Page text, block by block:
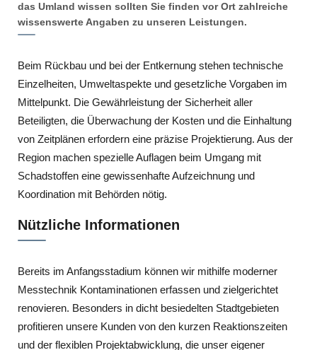
das Umland wissen sollten Sie finden vor Ort zahlreiche
wissenswerte Angaben zu unseren Leistungen.
Beim Rückbau und bei der Entkernung stehen technische
Einzelheiten, Umweltaspekte und gesetzliche Vorgaben im
Mittelpunkt. Die Gewährleistung der Sicherheit aller
Beteiligten, die Überwachung der Kosten und die Einhaltung
von Zeitplänen erfordern eine präzise Projektierung. Aus der
Region machen spezielle Auflagen beim Umgang mit
Schadstoffen eine gewissenhafte Aufzeichnung und
Koordination mit Behörden nötig.
Nützliche Informationen
Bereits im Anfangsstadium können wir mithilfe moderner
Messtechnik Kontaminationen erfassen und zielgerichtet
renovieren. Besonders in dicht besiedelten Stadtgebieten
profitieren unsere Kunden von den kurzen Reaktionszeiten
und der flexiblen Projektabwicklung, die unser eigener